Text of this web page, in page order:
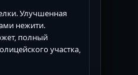
Улучшенная
нежити.
полный
участка,